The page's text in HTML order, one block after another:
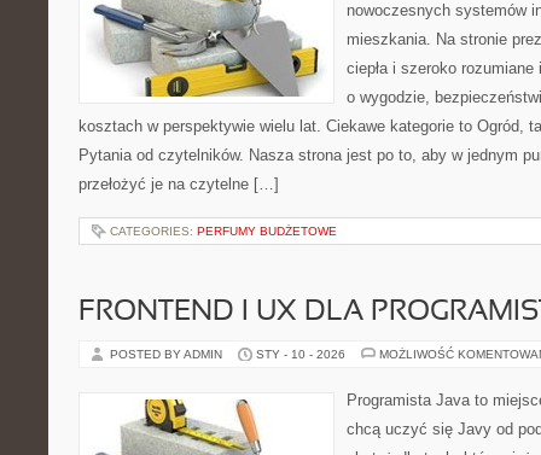
nowoczesnych systemów
mieszkania. Na stronie
ciepła i szeroko
o wygodzie,
kosztach w perspektywie wielu lat. Ciekawe kategorie to Ogród,
Pytania od czytelników. Nasza strona jest po to, aby w jednym
przełożyć je na czytelne […]
CATEGORIES: PERFUMY BUDŻETOWE
FRONTEND I UX DLA
POSTED BY ADMIN STY - 10 - 2026 MOŻLIWOŚĆ
Programista Java to
chcą uczyć się Javy od